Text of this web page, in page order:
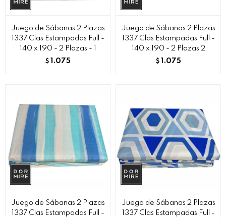
Juego de Sábanas 2 Plazas
1337 Clas Estampadas Full -
140 x 190 - 2 Plazas - 1
$ 1.075
Juego de Sábanas 2 Plazas
1337 Clas Estampadas Full -
140 x 190 - 2 Plazas 2
$ 1.075
Juego de Sábanas 2 Plazas
1337 Clas Estampadas Full -
Juego de Sábanas 2 Plazas
1337 Clas Estampadas Full -